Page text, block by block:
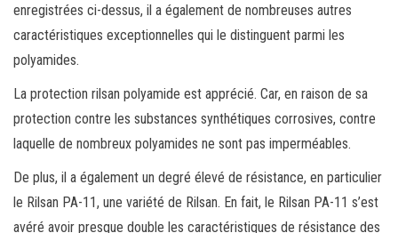
enregistrées ci-dessus, il a également de nombreuses autres
caractéristiques exceptionnelles qui le distinguent parmi les
polyamides.
La protection rilsan polyamide est apprécié. Car, en raison de sa
protection contre les substances synthétiques corrosives, contre
laquelle de nombreux polyamides ne sont pas imperméables.
De plus, il a également un degré élevé de résistance, en particulier
le Rilsan PA-11, une variété de Rilsan. En fait, le Rilsan PA-11 s’est
avéré avoir presque double les caractéristiques de résistance des